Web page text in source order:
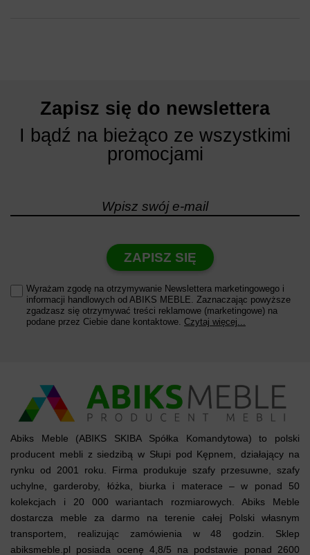
Zapisz się do newslettera
I bądź na bieżąco ze wszystkimi
promocjami
ZAPISZ SIĘ
Wyrażam zgodę na otrzymywanie Newslettera marketingowego i
informacji handlowych od ABIKS MEBLE. Zaznaczając powyższe
zgadzasz się otrzymywać treści reklamowe (marketingowe) na
podane przez Ciebie dane kontaktowe. Czytaj więcej...
Abiks Meble (ABIKS SKIBA Spółka Komandytowa) to polski
producent mebli z siedzibą w Słupi pod Kępnem, działający na
rynku od 2001 roku. Firma produkuje szafy przesuwne, szafy
uchylne, garderoby, łóżka, biurka i materace – w ponad 50
kolekcjach i 20 000 wariantach rozmiarowych. Abiks Meble
dostarcza meble za darmo na terenie całej Polski własnym
transportem, realizując zamówienia w 48 godzin. Sklep
abiksmeble.pl posiada ocenę 4,8/5 na podstawie ponad 2600